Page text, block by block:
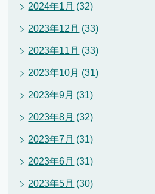
2024年1月 (32)
2023年12月 (33)
2023年11月 (33)
2023年10月 (31)
2023年9月 (31)
2023年8月 (32)
2023年7月 (31)
2023年6月 (31)
2023年5月 (30)